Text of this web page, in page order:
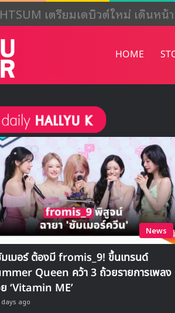
เตรียมเดบิวต์ใหม่ เดินห
HOME
News
เมอร์ ต้องมี fromis_9! ขึ้นเทรนด์
Queen คว้า 3 ถ้วยรายการเพลง
‘Vitamin ME’
days ago